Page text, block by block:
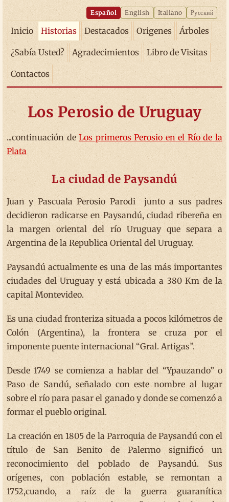
Español English Italiano Русский
Inicio Historias Destacados Origenes Árboles
¿Sabía Usted? Agradecimientos Libro de Visitas
Contactos
Los Perosio de Uruguay
...continuación deLos primeros Perosio en el Río de la
Plata
La ciudad de Paysandú
Juan y Pascuala Perosio Parodi junto a sus padres
decidieron radicarse en Paysandú, ciudad ribereña en
la margen oriental del río Uruguay que separa a
Argentina de la Republica Oriental del Uruguay.
Paysandú actualmente es una de las más importantes
ciudades del Uruguay y está ubicada a 380 Km de la
capital Montevideo.
Es una ciudad fronteriza situada a pocos kilómetros de
Colón (Argentina), la frontera se cruza por el
imponente puente internacional “Gral. Artigas”.
Desde 1749 se comienza a hablar del “Ypauzando” o
Paso de Sandú, señalado con este nombre al lugar
sobre el río para pasar el ganado y donde se comenzó a
formar el pueblo original.
La creación en 1805 de la Parroquia de Paysandú con el
título de San Benito de Palermo significó un
reconocimiento del poblado de Paysandú. Sus
orígenes, con población estable, se remontan a
1752,cuando, a raíz de la guerra guaranítica